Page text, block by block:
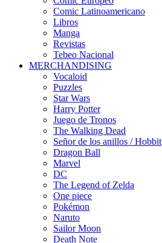
Comic Latinoamericano
Libros
Manga
Revistas
Tebeo Nacional
MERCHANDISING
Vocaloid
Puzzles
Star Wars
Harry Potter
Juego de Tronos
The Walking Dead
Señor de los anillos / Hobbit
Dragon Ball
Marvel
DC
The Legend of Zelda
One piece
Pokémon
Naruto
Sailor Moon
Death Note